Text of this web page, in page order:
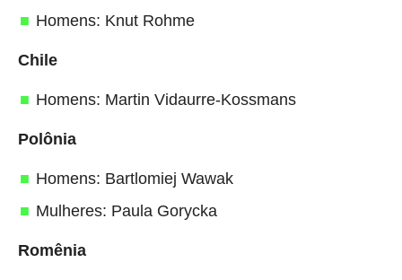
Homens: Knut Rohme
Chile
Homens: Martin Vidaurre-Kossmans
Polônia
Homens: Bartlomiej Wawak
Mulheres: Paula Gorycka
Romênia